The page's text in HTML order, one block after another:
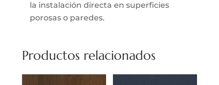
la instalación directa en superficies
porosas o paredes.
Productos relacionados